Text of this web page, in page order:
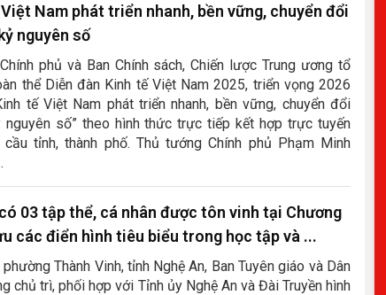
Nam phát triển nhanh, bền vững, chuyển đổi
nguyên số
phủ và Ban Chính sách, Chiến lược Trung ương tổ
thể Diễn đàn Kinh tế Việt Nam 2025, triển vọng 2026
tế Việt Nam phát triển nhanh, bền vững, chuyển đổi
nguyên số” theo hình thức trực tiếp kết hợp trực tuyến
tỉnh, thành phố. Thủ tướng Chính phủ Phạm Minh
03 tập thể, cá nhân được tôn vinh tại Chương
các điển hình tiêu biểu trong học tập và ...
Thành Vinh, tỉnh Nghệ An, Ban Tuyên giáo và Dân
chủ trì, phối hợp với Tỉnh ủy Nghệ An và Đài Truyền hình